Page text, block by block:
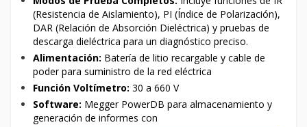
(Resistencia de Aislamiento), PI (Índice de Polarización),
DAR (Relación de Absorción Dieléctrica) y pruebas de
descarga dieléctrica para un diagnóstico preciso.
Alimentación: Batería de litio recargable y cable de
poder para suministro de la red eléctrica
Función Voltímetro: 30 a 660 V
Software: Megger PowerDB para almacenamiento y
generación de informes con